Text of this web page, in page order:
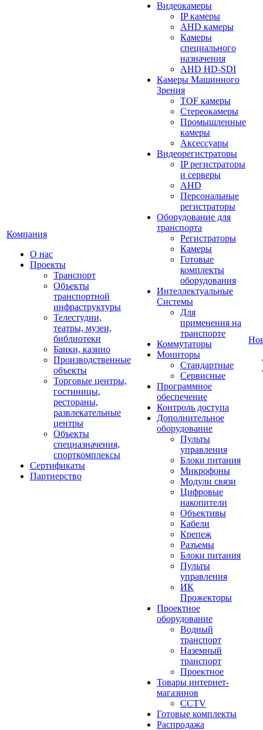
Компания
О нас
Проекты
Транспорт
Объекты
транспортной
инфраструктуры
Телестудии,
театры, музеи,
библиотеки
Банки, казино
Производственные
объекты
Торговые центры,
гостиницы,
рестораны,
развлекательные
центры
Объекты
спецназначения,
спорткомплексы
Сертификаты
Партнерство
Видеокамеры
IP камеры
AHD камеры
Камеры
специального
назначения
AHD HD-SDI
Камеры Машинного
Зрения
TOF камеры
Стереокамеры
Промышленные
камеры
Аксессуары
Видеорегистраторы
IP регистраторы
и серверы
AHD
Персональные
регистраторы
Оборудование для
транспорта
Регистраторы
Камеры
Готовые
комплекты
оборудования
Интеллектуальные
Системы
Для
применения на
транспорте
Коммутаторы
Мониторы
Стандартные
Сервисные
Программное
обеспечение
Контроль доступа
Дополнительное
оборудование
Пульты
управления
Блоки питания
Микрофоны
Модули связи
Цифровые
накопители
Объективы
Кабели
Крепеж
Разъемы
Блоки питания
Пульты
управления
ИК
Прожекторы
Проектное
оборудование
Водный
транспорт
Наземный
транспорт
Проектное
Товары интернет-
магазинов
CCTV
Готовые комплекты
Распродажа